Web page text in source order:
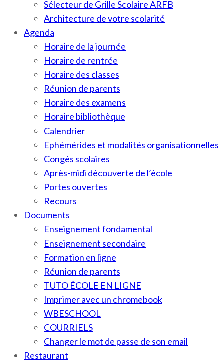
Sélecteur de Grille Scolaire ARFB
Architecture de votre scolarité
Agenda
Horaire de la journée
Horaire de rentrée
Horaire des classes
Réunion de parents
Horaire des examens
Horaire bibliothèque
Calendrier
Ephémérides et modalités organisationnelles
Congés scolaires
Après-midi découverte de l’école
Portes ouvertes
Recours
Documents
Enseignement fondamental
Enseignement secondaire
Formation en ligne
Réunion de parents
TUTO ÉCOLE EN LIGNE
Imprimer avec un chromebook
WBESCHOOL
COURRIELS
Changer le mot de passe de son email
Restaurant